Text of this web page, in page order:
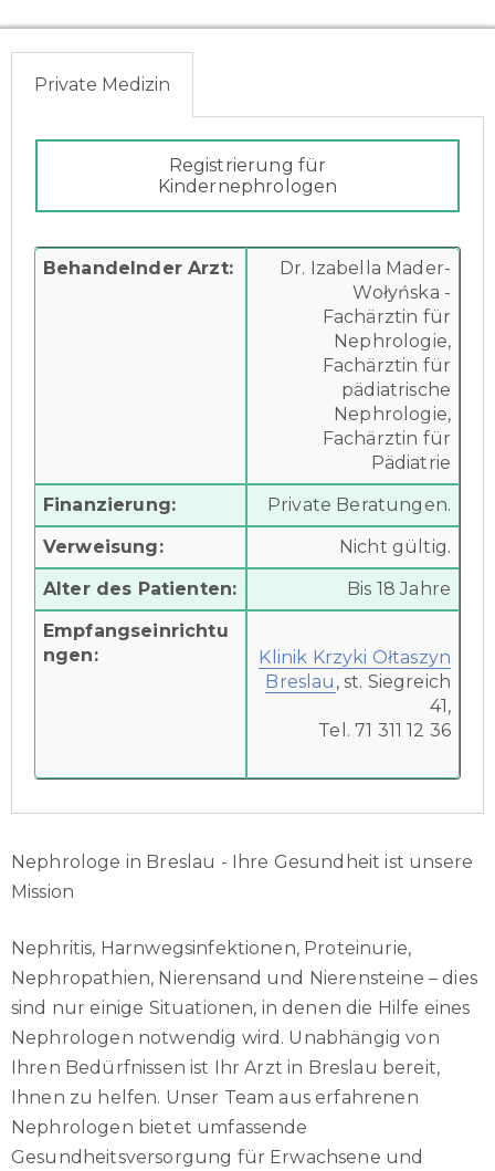
Private Medizin
Registrierung für
Kindernephrologen
Behandelnder Arzt:
Dr. Izabella Mader-
Wołyńska -
Fachärztin für
Nephrologie,
Fachärztin für
pädiatrische
Nephrologie,
Fachärztin für
Pädiatrie
Finanzierung:
Private Beratungen.
Verweisung:
Nicht gültig.
Alter des Patienten:
Bis 18 Jahre
Empfangseinrichtu
ngen:
Klinik Krzyki Ołtaszyn
Breslau , st. Siegreich
41,
Tel. 71 311 12 36
Nephrologe in Breslau - Ihre Gesundheit ist unsere
Mission
Nephritis, Harnwegsinfektionen, Proteinurie,
Nephropathien, Nierensand und Nierensteine – dies
sind nur einige Situationen, in denen die Hilfe eines
Nephrologen notwendig wird. Unabhängig von
Ihren Bedürfnissen ist Ihr Arzt in Breslau bereit,
Ihnen zu helfen. Unser Team aus erfahrenen
Nephrologen bietet umfassende
Gesundheitsversorgung für Erwachsene und